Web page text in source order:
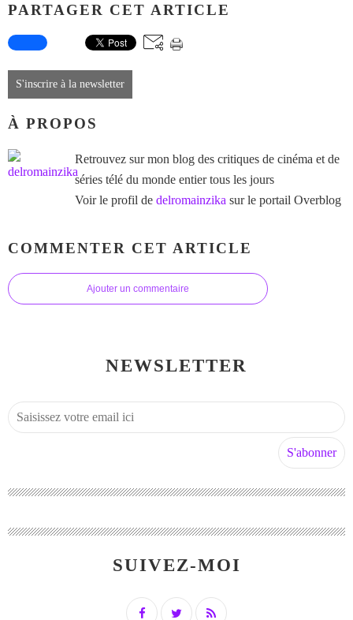
PARTAGER CET ARTICLE
S'inscrire à la newsletter
À PROPOS
Retrouvez sur mon blog des critiques de cinéma et de
séries télé du monde entier tous les jours
Voir le profil de delromainzika sur le portail Overblog
COMMENTER CET ARTICLE
Ajouter un commentaire
NEWSLETTER
SUIVEZ-MOI